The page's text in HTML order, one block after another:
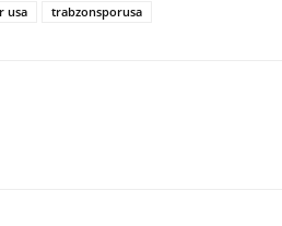
usa trabzonsporusa